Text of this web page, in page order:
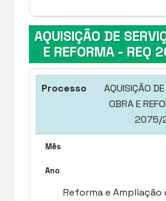
AQUISIÇÃO DE
E REFORMA - REQ
AQUISIÇÃO
OBRA E
2075/
Reforma e Ampliação